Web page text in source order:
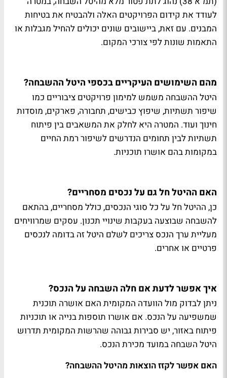
לעודד את קידום הפרויקטים האלה ולהבטיח את בטיחות
המבנים. עם זאת, ביישובים שונים יכולים להחיל מגבלות או
התאמות שונות לפי צורכי המקום.
מהם השימושים העיקריים בכספי היטל ההשבחה?
היטל ההשבחה משמש למימון פרויקטים ציבוריים כמו
שיפור תשתיות, שיפוץ כבישים, תחבורה, פארקים, מוסדות
חינוך ועוד. המטרה היא לחלק את המשאבים בין פיתוח
תשתיות לבין תחומים הנדרשים לשיפור רמת החיים
במקומות בהם אושרו תוכניות.
האם ההיטל חל גם על נכסים מסחריים?
כן, ההיטל חל על כל סוגי הנכסים, כולל מסחריים, בהתאם
להשבחה שבוצעה בעקבות שינויי תכנון. עסקים שמרוויחים
מעליית ערך הנכס צריכים לשלם היטל זה בדומה לנכסים
פרטיים או אחרים.
איך אפשר לדעת אם חלה השבחה על הנכס?
ניתן לבדוק מול הוועדה המקומית האם אושרה תוכנית
שמשפיעה על הנכס. אם אושרו תוספות בנייה או תוכניות
פיתוח באזור, יש סבירות גבוהה שהרשות המקומית תדרוש
היטל השבחה במועד מכירת הנכס.
האם אפשר לקזז הוצאות מהיטל ההשבחה?